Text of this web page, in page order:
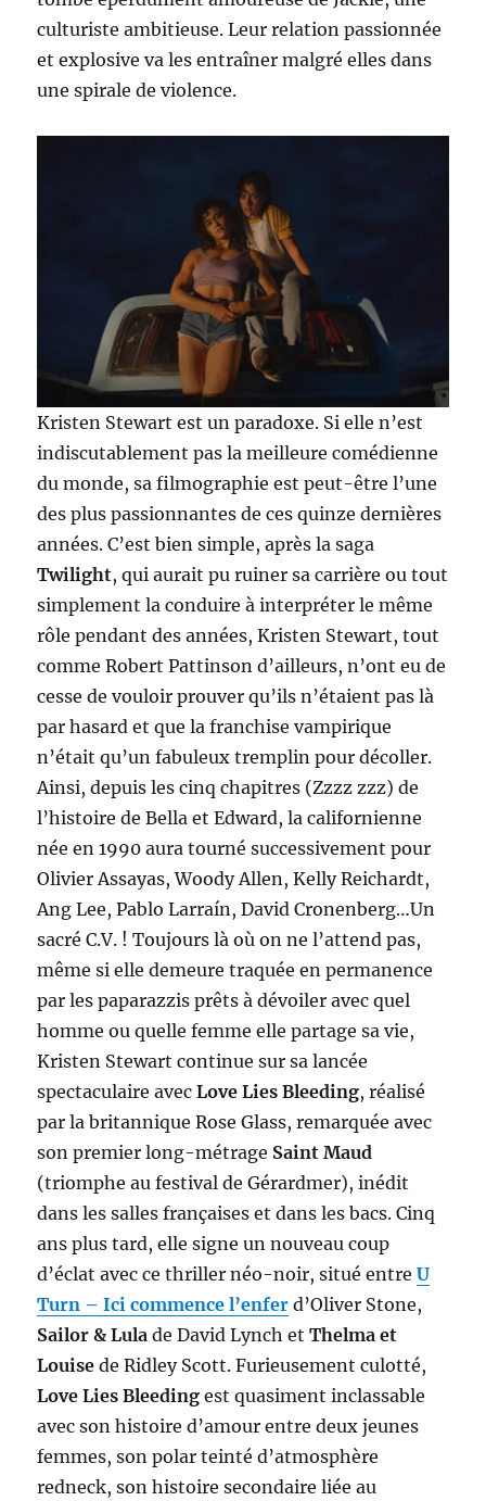
culturiste ambitieuse. Leur relation passionnée
et explosive va les entraîner malgré elles dans
une spirale de violence.
Kristen Stewart est un paradoxe. Si elle n’est
indiscutablement pas la meilleure comédienne
du monde, sa filmographie est peut-être l’une
des plus passionnantes de ces quinze dernières
années. C’est bien simple, après la saga
Twilight, qui aurait pu ruiner sa carrière ou tout
simplement la conduire à interpréter le même
rôle pendant des années, Kristen Stewart, tout
comme Robert Pattinson d’ailleurs, n’ont eu de
cesse de vouloir prouver qu’ils n’étaient pas là
par hasard et que la franchise vampirique
n’était qu’un fabuleux tremplin pour décoller.
Ainsi, depuis les cinq chapitres (Zzzz zzz) de
l’histoire de Bella et Edward, la californienne
née en 1990 aura tourné successivement pour
Olivier Assayas, Woody Allen, Kelly Reichardt,
Ang Lee, Pablo Larraín, David Cronenberg…Un
sacré C.V. ! Toujours là où on ne l’attend pas,
même si elle demeure traquée en permanence
par les paparazzis prêts à dévoiler avec quel
homme ou quelle femme elle partage sa vie,
Kristen Stewart continue sur sa lancée
spectaculaire avecLove Lies Bleeding, réalisé
par la britannique Rose Glass, remarquée avec
son premier long-métrage Saint Maud
(triomphe au festival de Gérardmer), inédit
dans les salles françaises et dans les bacs. Cinq
ans plus tard, elle signe un nouveau coup
d’éclat avec ce thriller néo-noir, situé entreU
Turn – Ici commence l’enfer d’Oliver Stone,
Sailor & Lulade David Lynch et Thelma et
Louise de Ridley Scott. Furieusement culotté,
Love Lies Bleeding est quasiment inclassable
avec son histoire d’amour entre deux jeunes
femmes, son polar teinté d’atmosphère
redneck, son histoire secondaire liée au